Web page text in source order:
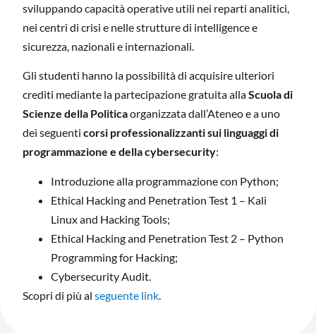
sviluppando capacità operative utili nei reparti analitici,
nei centri di crisi e nelle strutture di intelligence e
sicurezza, nazionali e internazionali.
Gli studenti hanno la possibilità di acquisire ulteriori
crediti mediante la partecipazione gratuita allaScuola di
Scienze della Politicaorganizzata dall’Ateneo e a uno
dei seguenti corsi professionalizzanti sui linguaggi di
programmazione e della cybersecurity:
Introduzione alla programmazione con Python;
Ethical Hacking and Penetration Test 1 – Kali
Linux and Hacking Tools;
Ethical Hacking and Penetration Test 2 – Python
Programming for Hacking;
Cybersecurity Audit.
Scopri di più al seguente link